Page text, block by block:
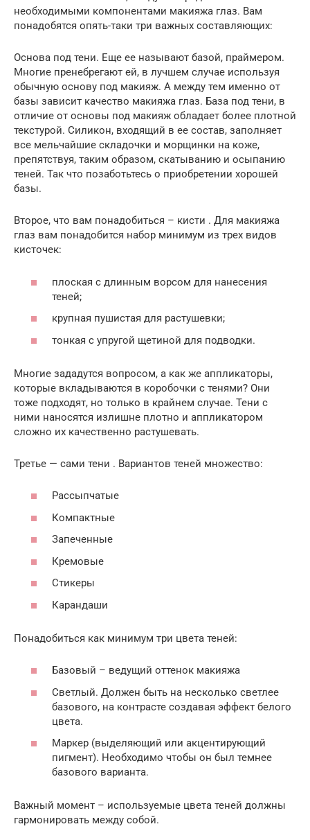
необходимыми компонентами макияжа глаз. Вам
понадобятся опять-таки три важных составляющих:
Основа под тени. Еще ее называют базой, праймером.
Многие пренебрегают ей, в лучшем случае используя
обычную основу под макияж. А между тем именно от
базы зависит качество макияжа глаз. База под тени, в
отличие от основы под макияж обладает более плотной
текстурой. Силикон, входящий в ее состав, заполняет
все мельчайшие складочки и морщинки на коже,
препятствуя, таким образом, скатыванию и осыпанию
теней. Так что позаботьтесь о приобретении хорошей
базы.
Второе, что вам понадобиться – кисти . Для макияжа
глаз вам понадобится набор минимум из трех видов
кисточек:
плоская с длинным ворсом для нанесения
теней;
крупная пушистая для растушевки;
тонкая с упругой щетиной для подводки.
Многие зададутся вопросом, а как же аппликаторы,
которые вкладываются в коробочки с тенями? Они
тоже подходят, но только в крайнем случае. Тени с
ними наносятся излишне плотно и аппликатором
сложно их качественно растушевать.
Третье — сами тени . Вариантов теней множество:
Рассыпчатые
Компактные
Запеченные
Кремовые
Стикеры
Карандаши
Понадобиться как минимум три цвета теней:
Базовый – ведущий оттенок макияжа
Светлый. Должен быть на несколько светлее
базового, на контрасте создавая эффект белого
цвета.
Маркер (выделяющий или акцентирующий
пигмент). Необходимо чтобы он был темнее
базового варианта.
Важный момент – используемые цвета теней должны
гармонировать между собой.